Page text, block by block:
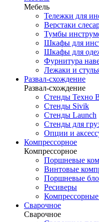
Мебель
Тележки для
Верстаки
Тумбы
Шкафы для
Шкафы для
Фурнитура
Лежаки и
Развал-схождение
Развал-схождение
Стенды Техно
Стенды Sivik
Стенды Launch
Стенды для
Опции и
Компрессорное
Компрессорное
Поршневые
Винтовые
Поршневые
Ресиверы
Компрессорные
Сварочное
Сварочное